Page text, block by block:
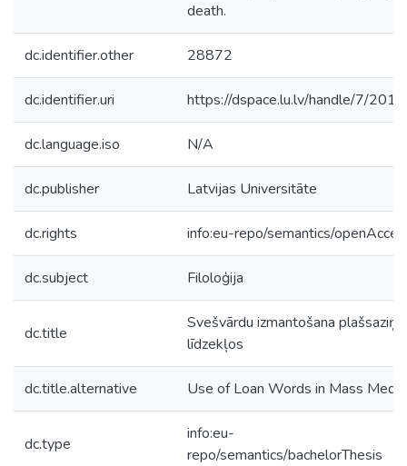
death.
dc.identifier.other 28872
dc.identifier.uri https://dspace.lu.lv/handle/7/
dc.language.iso N/A
dc.publisher Latvijas Universitāte
dc.rights info:eu-repo/semantics/
dc.subject Filoloģija
dc.title
Svešvārdu izmantošana
līdzekļos
dc.title.alternative Use of Loan Words in Mass Media
dc.type
info:eu-
repo/semantics/bachelorThesis